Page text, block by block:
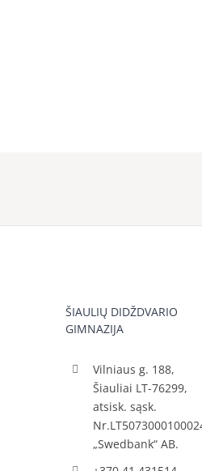
ŠIAULIŲ DIDŽDVARIO
GIMNAZIJA
Vilniaus g. 188,
Šiauliai LT-76299,
atsisk. sąsk.
„Swedbank“ AB.